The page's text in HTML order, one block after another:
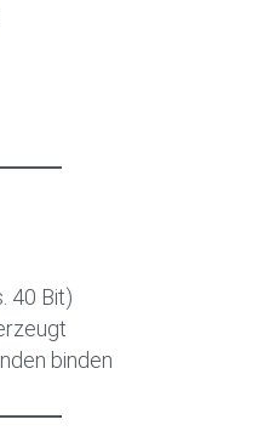
40 Bit)
binden